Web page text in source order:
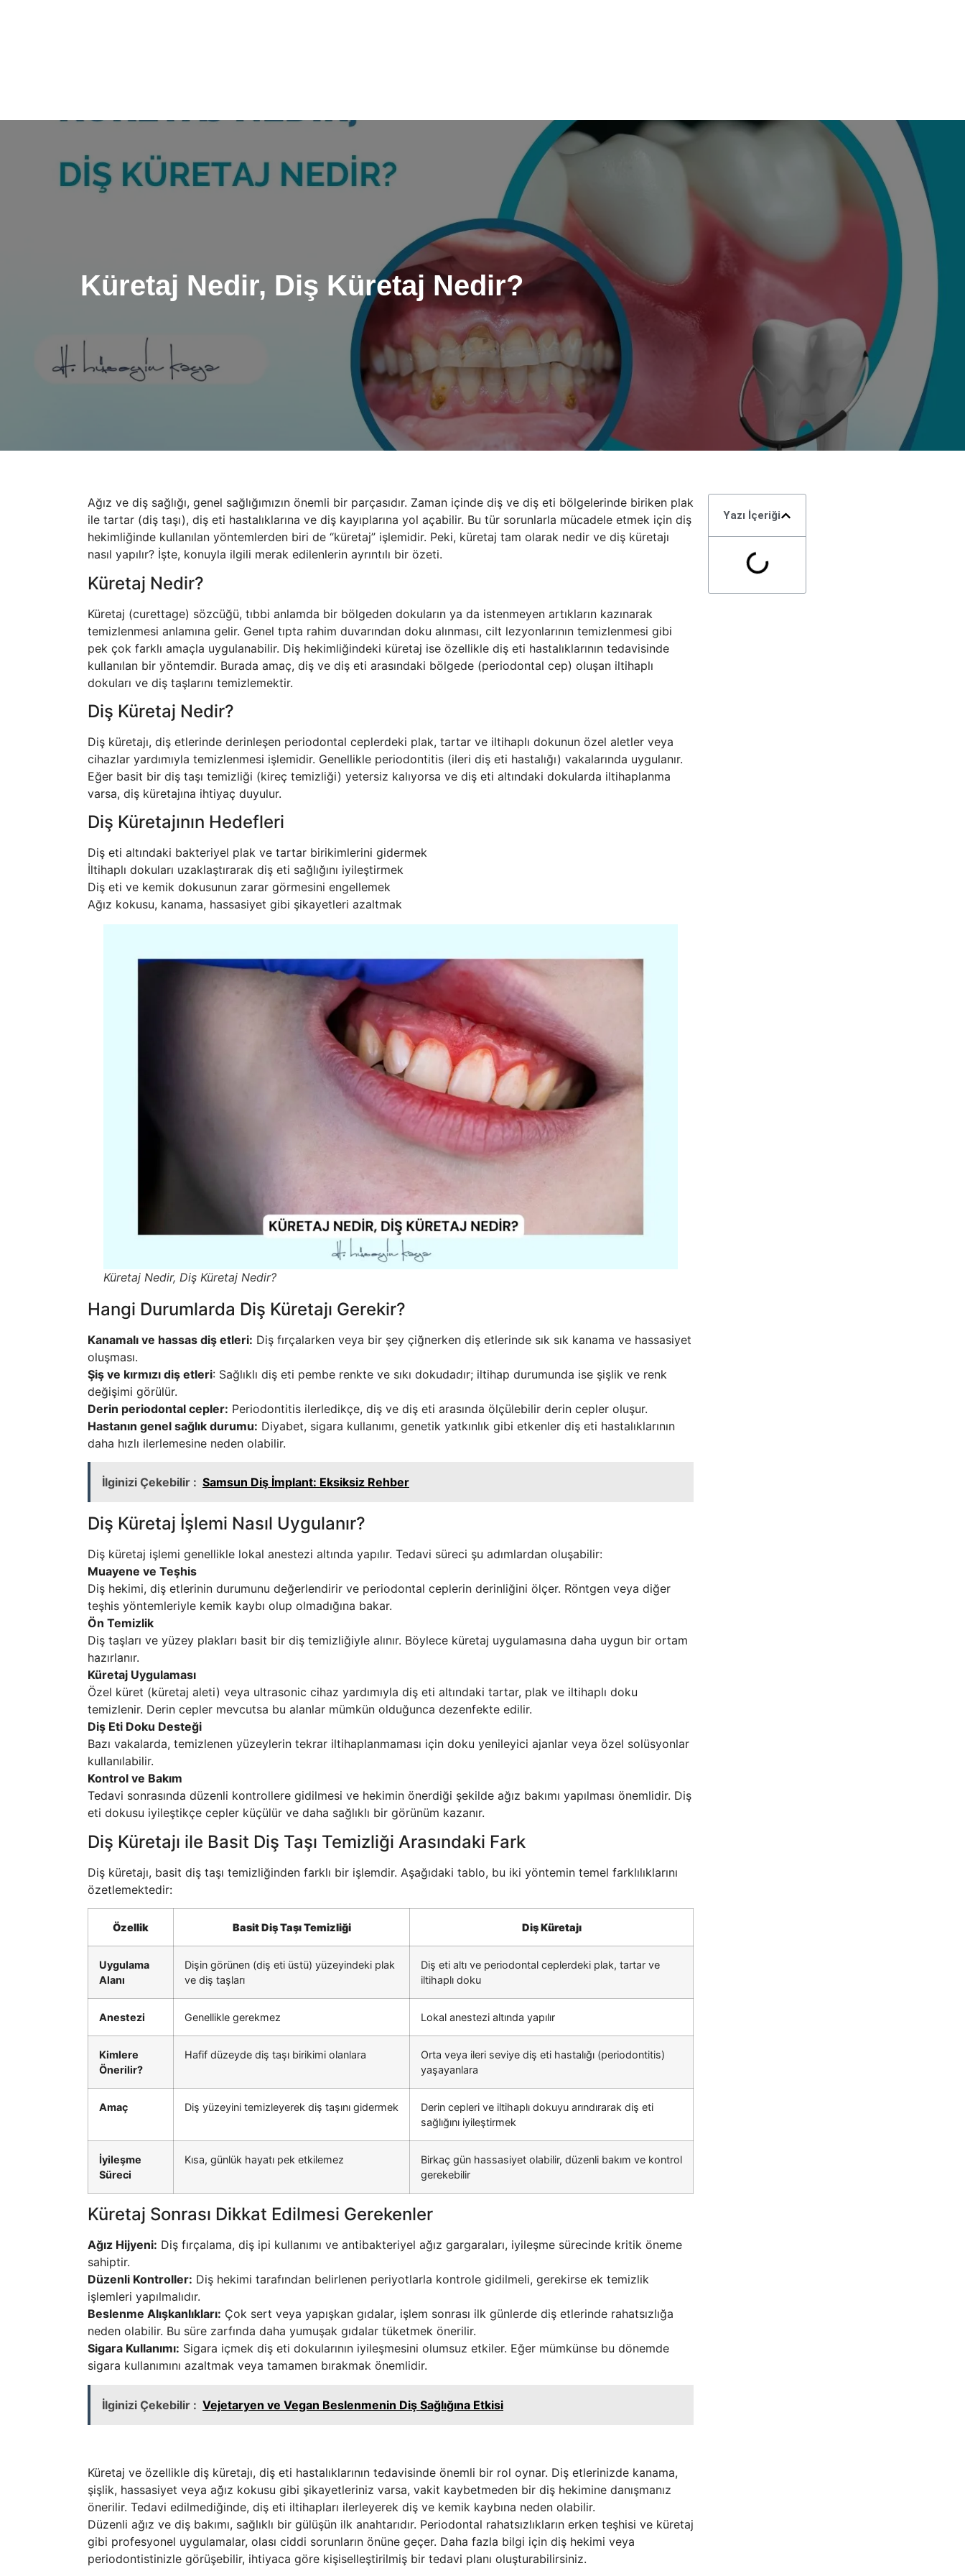
Küretaj Nedir, Diş Küretaj Nedir?
Ağız ve diş sağlığı, genel sağlığımızın önemli bir parçasıdır. Zaman içinde diş ve diş eti bölgelerinde biriken plak
ile tartar (diş taşı), diş eti hastalıklarına ve diş kayıplarına yol açabilir. Bu tür sorunlarla mücadele etmek için diş
hekimliğinde kullanılan yöntemlerden biri de “küretaj” işlemidir. Peki, küretaj tam olarak nedir ve diş küretajı
nasıl yapılır? İşte, konuyla ilgili merak edilenlerin ayrıntılı bir özeti.
Küretaj Nedir?
Küretaj (curettage) sözcüğü, tıbbi anlamda bir bölgeden dokuların ya da istenmeyen artıkların kazınarak
temizlenmesi anlamına gelir. Genel tıpta rahim duvarından doku alınması, cilt lezyonlarının temizlenmesi gibi
pek çok farklı amaçla uygulanabilir. Diş hekimliğindeki küretaj ise özellikle diş eti hastalıklarının tedavisinde
kullanılan bir yöntemdir. Burada amaç, diş ve diş eti arasındaki bölgede (periodontal cep) oluşan iltihaplı
dokuları ve diş taşlarını temizlemektir.
Diş Küretaj Nedir?
Diş küretajı, diş etlerinde derinleşen periodontal ceplerdeki plak, tartar ve iltihaplı dokunun özel aletler veya
cihazlar yardımıyla temizlenmesi işlemidir. Genellikle periodontitis (ileri diş eti hastalığı) vakalarında uygulanır.
Eğer basit bir diş taşı temizliği (kireç temizliği) yetersiz kalıyorsa ve diş eti altındaki dokularda iltihaplanma
varsa, diş küretajına ihtiyaç duyulur.
Diş Küretajının Hedefleri
Diş eti altındaki bakteriyel plak ve tartar birikimlerini gidermek
İltihaplı dokuları uzaklaştırarak diş eti sağlığını iyileştirmek
Diş eti ve kemik dokusunun zarar görmesini engellemek
Ağız kokusu, kanama, hassasiyet gibi şikayetleri azaltmak
Küretaj Nedir, Diş Küretaj Nedir?
Hangi Durumlarda Diş Küretajı Gerekir?
Kanamalı ve hassas diş etleri: Diş fırçalarken veya bir şey çiğnerken diş etlerinde sık sık kanama ve hassasiyet
oluşması.
Şiş ve kırmızı diş etleri: Sağlıklı diş eti pembe renkte ve sıkı dokudadır; iltihap durumunda ise şişlik ve renk
değişimi görülür.
Derin periodontal cepler: Periodontitis ilerledikçe, diş ve diş eti arasında ölçülebilir derin cepler oluşur.
Hastanın genel sağlık durumu: Diyabet, sigara kullanımı, genetik yatkınlık gibi etkenler diş eti hastalıklarının
daha hızlı ilerlemesine neden olabilir.
İlginizi Çekebilir : Samsun Diş İmplant: Eksiksiz Rehber
Diş Küretaj İşlemi Nasıl Uygulanır?
Diş küretaj işlemi genellikle lokal anestezi altında yapılır. Tedavi süreci şu adımlardan oluşabilir:
Muayene ve Teşhis
Diş hekimi, diş etlerinin durumunu değerlendirir ve periodontal ceplerin derinliğini ölçer. Röntgen veya diğer
teşhis yöntemleriyle kemik kaybı olup olmadığına bakar.
Ön Temizlik
Diş taşları ve yüzey plakları basit bir diş temizliğiyle alınır. Böylece küretaj uygulamasına daha uygun bir ortam
hazırlanır.
Küretaj Uygulaması
Özel küret (küretaj aleti) veya ultrasonic cihaz yardımıyla diş eti altındaki tartar, plak ve iltihaplı doku
temizlenir. Derin cepler mevcutsa bu alanlar mümkün olduğunca dezenfekte edilir.
Diş Eti Doku Desteği
Bazı vakalarda, temizlenen yüzeylerin tekrar iltihaplanmaması için doku yenileyici ajanlar veya özel solüsyonlar
kullanılabilir.
Kontrol ve Bakım
Tedavi sonrasında düzenli kontrollere gidilmesi ve hekimin önerdiği şekilde ağız bakımı yapılması önemlidir. Diş
eti dokusu iyileştikçe cepler küçülür ve daha sağlıklı bir görünüm kazanır.
Diş Küretajı ile Basit Diş Taşı Temizliği Arasındaki Fark
Diş küretajı, basit diş taşı temizliğinden farklı bir işlemdir. Aşağıdaki tablo, bu iki yöntemin temel farklılıklarını
özetlemektedir:
Özellik Basit Diş Taşı Temizliği Diş Küretajı
Uygulama
Alanı
Dişin görünen (diş eti üstü) yüzeyindeki plak
ve diş taşları
Diş eti altı ve periodontal ceplerdeki plak, tartar ve
iltihaplı doku
Anestezi Genellikle gerekmez Lokal anestezi altında yapılır
Kimlere
Önerilir?
Hafif düzeyde diş taşı birikimi olanlara
Orta veya ileri seviye diş eti hastalığı (periodontitis)
yaşayanlara
Amaç Diş yüzeyini temizleyerek diş taşını gidermek
Derin cepleri ve iltihaplı dokuyu arındırarak diş eti
sağlığını iyileştirmek
İyileşme
Süreci
Kısa, günlük hayatı pek etkilemez
Birkaç gün hassasiyet olabilir, düzenli bakım ve kontrol
gerekebilir
Küretaj Sonrası Dikkat Edilmesi Gerekenler
Ağız Hijyeni: Diş fırçalama, diş ipi kullanımı ve antibakteriyel ağız gargaraları, iyileşme sürecinde kritik öneme
sahiptir.
Düzenli Kontroller: Diş hekimi tarafından belirlenen periyotlarla kontrole gidilmeli, gerekirse ek temizlik
işlemleri yapılmalıdır.
Beslenme Alışkanlıkları: Çok sert veya yapışkan gıdalar, işlem sonrası ilk günlerde diş etlerinde rahatsızlığa
neden olabilir. Bu süre zarfında daha yumuşak gıdalar tüketmek önerilir.
Sigara Kullanımı: Sigara içmek diş eti dokularının iyileşmesini olumsuz etkiler. Eğer mümkünse bu dönemde
sigara kullanımını azaltmak veya tamamen bırakmak önemlidir.
İlginizi Çekebilir : Vejetaryen ve Vegan Beslenmenin Diş Sağlığına Etkisi
Küretaj ve özellikle diş küretajı, diş eti hastalıklarının tedavisinde önemli bir rol oynar. Diş etlerinizde kanama,
şişlik, hassasiyet veya ağız kokusu gibi şikayetleriniz varsa, vakit kaybetmeden bir diş hekimine danışmanız
önerilir. Tedavi edilmediğinde, diş eti iltihapları ilerleyerek diş ve kemik kaybına neden olabilir.
Düzenli ağız ve diş bakımı, sağlıklı bir gülüşün ilk anahtarıdır. Periodontal rahatsızlıkların erken teşhisi ve küretaj
gibi profesyonel uygulamalar, olası ciddi sorunların önüne geçer. Daha fazla bilgi için diş hekimi veya
periodontistinizle görüşebilir, ihtiyaca göre kişiselleştirilmiş bir tedavi planı oluşturabilirsiniz.
Yazı İçeriği